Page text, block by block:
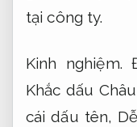
tại công ty.
Kinh nghiệm.
Khắc dấu
cái dấu tên,